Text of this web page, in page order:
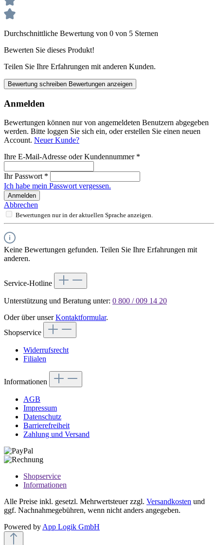
Durchschnittliche Bewertung von 0 von 5 Sternen
Bewerten Sie dieses Produkt!
Teilen Sie Ihre Erfahrungen mit anderen Kunden.
Bewertung schreiben Bewertungen anzeigen
Anmelden
Bewertungen können nur von angemeldeten Benutzern abgegeben
werden. Bitte loggen Sie sich ein, oder erstellen Sie einen neuen
Account. Neuer Kunde?
Ihre E-Mail-Adresse oder Kundennummer *
Ihr Passwort *
Ich habe mein Passwort vergessen.
Anmelden
Abbrechen
Bewertungen nur in der aktuellen Sprache anzeigen.
Keine Bewertungen gefunden. Teilen Sie Ihre Erfahrungen mit
anderen.
Service-Hotline
Unterstützung und Beratung unter: 0 800 / 009 14 20
Oder über unserKontaktformular.
Shopservice
Widerrufsrecht
Filialen
Informationen
AGB
Impressum
Datenschutz
Barrierefreiheit
Zahlung und Versand
Shopservice
Informationen
Alle Preise inkl. gesetzl. Mehrwertsteuer zzgl. Versandkosten und
ggf. Nachnahmegebühren, wenn nicht anders angegeben.
Powered by App Logik GmbH